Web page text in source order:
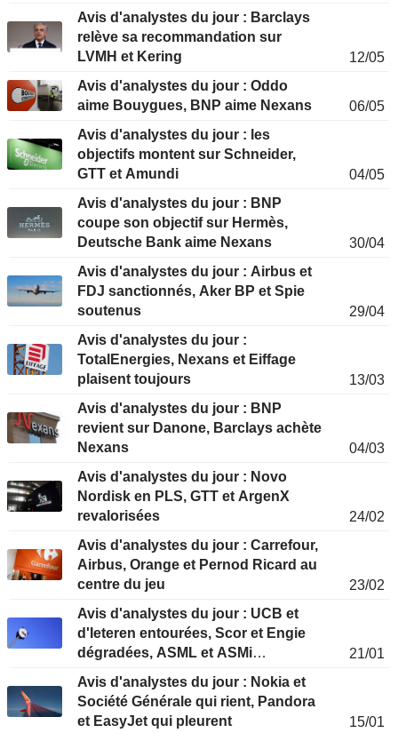
Avis d'analystes du jour : Barclays
relève sa recommandation sur
LVMH et Kering
12/05
Avis d'analystes du jour : Oddo
aime Bouygues, BNP aime Nexans
06/05
Avis d'analystes du jour : les
objectifs montent sur Schneider,
GTT et Amundi
04/05
Avis d'analystes du jour : BNP
coupe son objectif sur Hermès,
Deutsche Bank aime Nexans
30/04
Avis d'analystes du jour : Airbus et
FDJ sanctionnés, Aker BP et Spie
soutenus
29/04
Avis d'analystes du jour :
TotalEnergies, Nexans et Eiffage
plaisent toujours
13/03
Avis d'analystes du jour : BNP
revient sur Danone, Barclays achète
Nexans
04/03
Avis d'analystes du jour : Novo
Nordisk en PLS, GTT et ArgenX
revalorisées
24/02
Avis d'analystes du jour : Carrefour,
Airbus, Orange et Pernod Ricard au
centre du jeu
23/02
Avis d'analystes du jour : UCB et
d'Ieteren entourées, Scor et Engie
dégradées, ASML et ASMi
21/01
Avis d'analystes du jour : Nokia et
Société Générale qui rient, Pandora
et EasyJet qui pleurent
15/01